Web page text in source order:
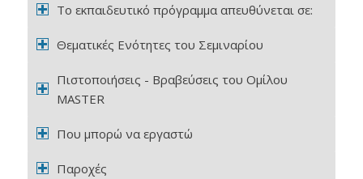
Το εκπαιδευτικό πρόγραμμα απευθύνεται σε:
Θεματικές Ενότητες του Σεμιναρίου
Πιστοποιήσεις - Βραβεύσεις του Ομίλου
MASTER
Που μπορώ να εργαστώ
Παροχές